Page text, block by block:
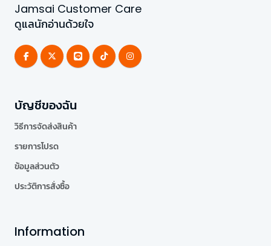
Jamsai Customer Care
ดูแลนักอ่านด้วยใจ
บัญชีของฉัน
วิธีการจัดส่งสินค้า
รายการโปรด
ข้อมูลส่วนตัว
ประวัติการสั่งซื้อ
Information